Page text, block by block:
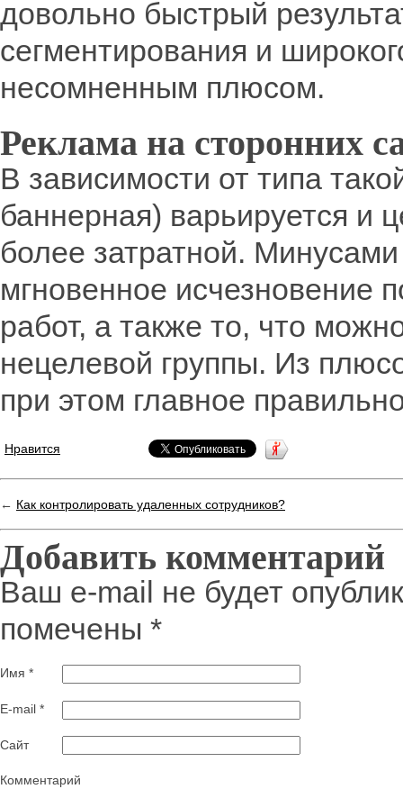
довольно быстрый
сегментирования и
несомненным плюсом.
Реклама на сторонних
В зависимости от типа
баннерная) варьируется и
более затратной.
мгновенное исчезновение
работ, а также то, что
нецелевой группы. Из
при этом главное
Нравится
← Как контролировать удаленных сотрудников?
Добавить комментарий
Ваш e-mail не будет
помечены *
Имя *
E-mail *
Сайт
Комментарий